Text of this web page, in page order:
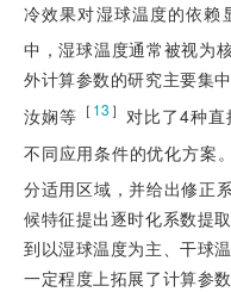
冷效果对湿球温度的依赖
中，湿球温度通常被视为
外计算参数的研究主要集
汝娴等 ［ 13 ］ 对比了4种
不同应用条件的优化方案
分适用区域，并给出修正
候特征提出逐时化系数提
到以湿球温度为主、干球
一定程度上拓展了计算参